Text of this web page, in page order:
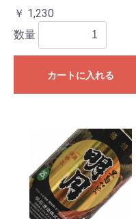
￥ 1,230
数量
カートに入れる